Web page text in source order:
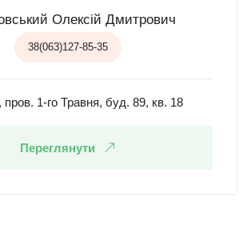
Олексій Дмитрович
38(063)127-85-35
пров. 1-го Травня, буд. 89, кв. 18
Переглянути